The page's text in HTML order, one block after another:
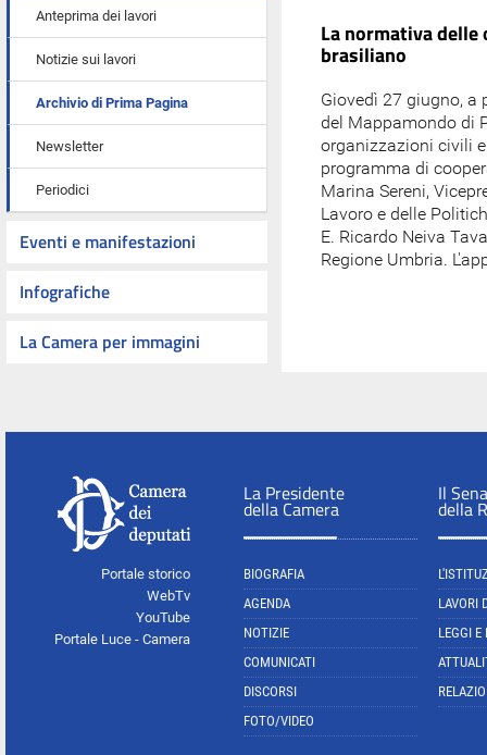
Anteprima dei lavori
Notizie sui lavori
Archivio di Prima Pagina
Newsletter
Periodici
Eventi e manifestazioni
Infografiche
La Camera per immagini
La normativa
brasiliano
Giovedì 27 giugno, a
del Mappamondo di
organizzazioni civili
programma di
Marina Sereni,
Lavoro e delle
E. Ricardo Neiva
Regione Umbria.
Portale storico
WebTv
YouTube
Portale Luce - Camera
La Presidente
della Camera
BIOGRAFIA
AGENDA
NOTIZIE
COMUNICATI
DISCORSI
FOTO/VIDEO
Il
della
LAVORI
LEGGI E